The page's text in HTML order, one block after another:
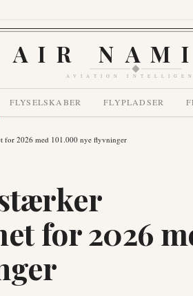
AIR
AVIATION
FLYSELSKABER FLYPLADSER
for 2026 med 101.000 nye flyvninger
for 2026